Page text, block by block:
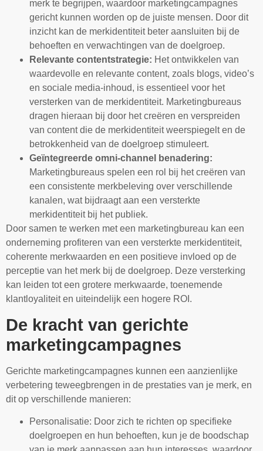
merk te begrijpen, waardoor marketingcampagnes
gericht kunnen worden op de juiste mensen. Door dit
inzicht kan de merkidentiteit beter aansluiten bij de
behoeften en verwachtingen van de doelgroep.
Relevante contentstrategie: Het ontwikkelen van
waardevolle en relevante content, zoals blogs, video’s
en sociale media-inhoud, is essentieel voor het
versterken van de merkidentiteit. Marketingbureaus
dragen hieraan bij door het creëren en verspreiden
van content die de merkidentiteit weerspiegelt en de
betrokkenheid van de doelgroep stimuleert.
Geïntegreerde omni-channel benadering:
Marketingbureaus spelen een rol bij het creëren van
een consistente merkbeleving over verschillende
kanalen, wat bijdraagt aan een versterkte
merkidentiteit bij het publiek.
Door samen te werken met een marketingbureau kan een
onderneming profiteren van een versterkte merkidentiteit,
coherente merkwaarden en een positieve invloed op de
perceptie van het merk bij de doelgroep. Deze versterking
kan leiden tot een grotere merkwaarde, toenemende
klantloyaliteit en uiteindelijk een hogere ROI.
De kracht van gerichte
marketingcampagnes
Gerichte marketingcampagnes kunnen een aanzienlijke
verbetering teweegbrengen in de prestaties van je merk, en
dit op verschillende manieren:
Personalisatie: Door zich te richten op specifieke
doelgroepen en hun behoeften, kun je de boodschap